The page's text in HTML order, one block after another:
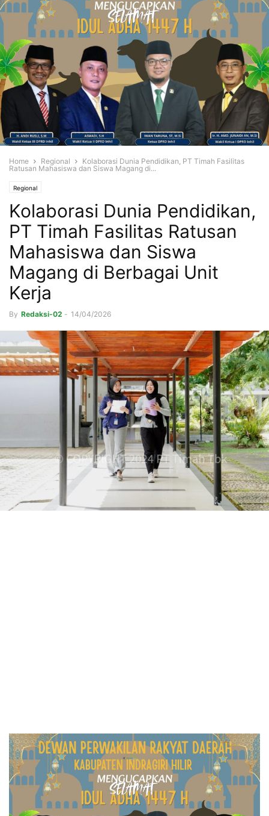
Home Regional
Kolaborasi Dunia Pendidikan, PT Timah Fasilitas
Ratusan Mahasiswa dan Siswa Magang di...
Regional
Kolaborasi Dunia Pendidikan,
PT Timah Fasilitas Ratusan
Mahasiswa dan Siswa
Magang di Berbagai Unit
Kerja
By Redaksi-02 - 14/04/2026